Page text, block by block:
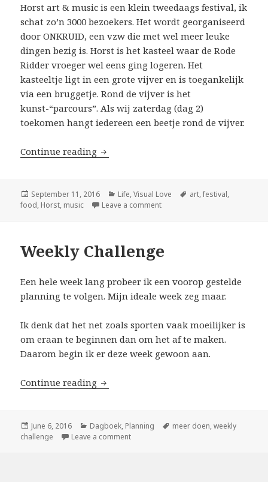
Horst art & music is een klein tweedaags festival, ik
schat zo’n 3000 bezoekers. Het wordt georganiseerd
door ONKRUID, een vzw die met wel meer leuke
dingen bezig is. Horst is het kasteel waar de Rode
Ridder vroeger wel eens ging logeren. Het
kasteeltje ligt in een grote vijver en is toegankelijk
via een bruggetje. Rond de vijver is het
kunst-“parcours”. Als wij zaterdag (dag 2)
toekomen hangt iedereen een beetje rond de vijver.
Continue reading Horst Art & Music festival
Posted
on
September 11, 2016 Categories
Life,Visual Love Tags
art,festival,
food, Horst, music Leave a comment
Weekly Challenge
Een hele week lang probeer ik een voorop gestelde
planning te volgen. Mijn ideale week zeg maar.
Ik denk dat het net zoals sporten vaak moeilijker is
om eraan te beginnen dan om het af te maken.
Daarom begin ik er deze week gewoon aan.
Continue reading Weekly Challenge
Posted
on
June 6, 2016 Categories
Dagboek, Planning Tags
meer doen,weekly
challenge
Leave a comment